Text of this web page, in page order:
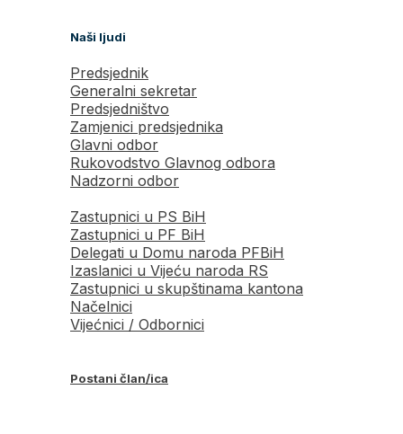
Naši ljudi
Predsjednik
Generalni sekretar
Predsjedništvo
Zamjenici predsjednika
Glavni odbor
Rukovodstvo Glavnog odbora
Nadzorni odbor
Zastupnici u PS BiH
Zastupnici u PF BiH
Delegati u Domu naroda PFBiH
Izaslanici u Vijeću naroda RS
Zastupnici u skupštinama kantona
Načelnici
Vijećnici / Odbornici
Postani član/ica